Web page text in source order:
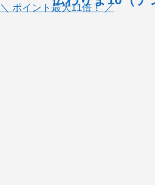
＼ ポイント最大11倍！ ／